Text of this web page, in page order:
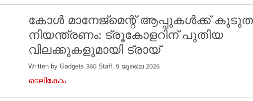
കോൾ മാനേജ്‌മെന്റ് ആപ്പുകൾക്ക്
നിയന്ത്രണം: ട്രൂകോളറിന് പുതിയ
വിലക്കുകളുമായി ട്രായ്
Written by Gadgets 360 Staff, 9 ജൂലൈ 2026
ടെലികോം